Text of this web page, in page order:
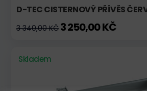
D-TEC CISTERNOVÝ PŘÍVĚS
3 340,00 KČ 3 250,00 KČ
Skladem